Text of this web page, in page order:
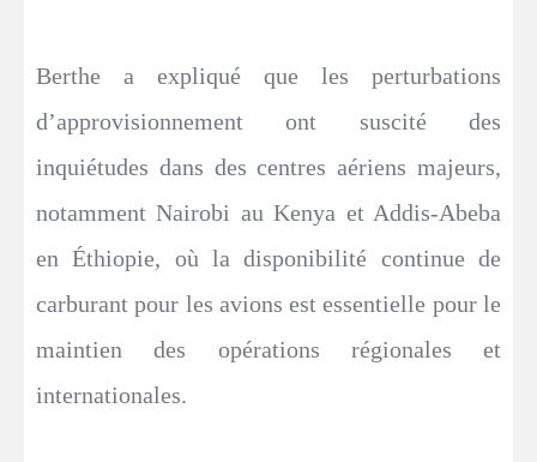
Berthe a expliqué que les perturbations
d’approvisionnement ont suscité des
inquiétudes dans des centres aériens majeurs,
notamment Nairobi au Kenya et Addis-Abeba
en Éthiopie, où la disponibilité continue de
carburant pour les avions est essentielle pour le
maintien des opérations régionales et
internationales.